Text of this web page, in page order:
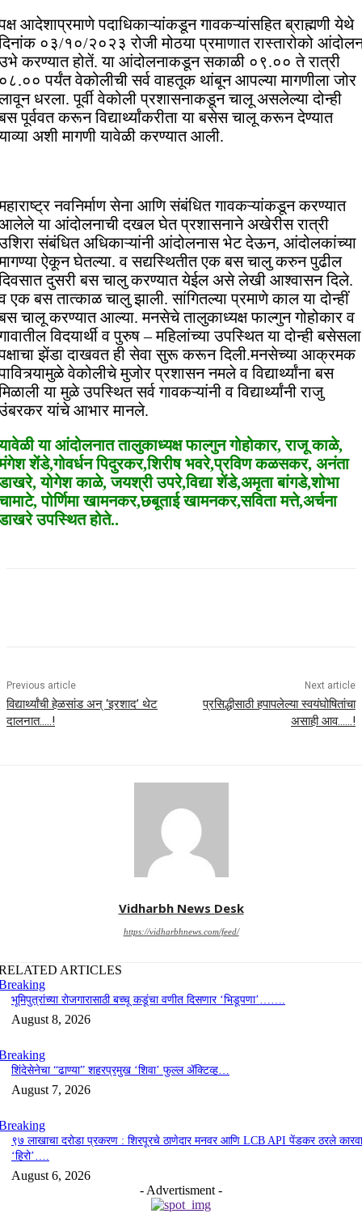
आदेशाप्रमाणे पदाधिकाऱ्यांकडून गावकऱ्यांसहित ब्राह्मणी येथे
०३/१०/२०२३ रोजी मोठया प्रमाणात रास्तारोको
करण्यात होतें. या आंदोलनाकडून सकाळी ०९.०० ते रात्री
पर्यंत वेकोलीची सर्व वाहतूक थांबून आपल्या मागणीला जोर
धरला. पूर्वी वेकोली प्रशासनाकडून चालू असलेल्या दोन्ही
पूर्ववत करून विद्यार्थ्यांकरीता या बसेस चालू करून देण्यात
अशी मागणी यावेळी करण्यात आली.
नवनिर्माण सेना आणि संबंधित गावकऱ्यांकडून करण्यात
या आंदोलनाची दखल घेत प्रशासनाने अखेरीस रात्री
संबंधित अधिकाऱ्यांनी आंदोलनास भेट देऊन, आंदोलकांच्या
ऐकून घेतल्या. व सद्यस्थितीत एक बस चालु करुन पुढील
दुसरी बस चालु करण्यात येईल असे लेखी आश्वासन दिले.
एक बस तात्काळ चालु झाली. सांगितल्या प्रमाणे काल या दोन्हीं
चालू करण्यात आल्या. मनसेचे तालुकाध्यक्ष फाल्गुन गोहोकार व
विदयार्थी व पुरुष – महिलांच्या उपस्थित या दोन्ही बसेसला
झेंडा दाखवत ही सेवा सुरू करून दिली.मनसेच्या आक्रमक
वेकोलीचे मुजोर प्रशासन नमले व विद्यार्थ्यांना बस
या मुळे उपस्थित सर्व गावकऱ्यांनी व विद्यार्थ्यांनी राजु
यांचे आभार मानले.
या आंदोलनात तालुकाध्यक्ष फाल्गुन गोहोकार, राजू काळे,
शेंडे,गोवर्धन पिदुरकर,शिरीष भवरे,प्रविण कळसकर, अनंता
योगेश काळे, जयश्री उपरे,विद्या शेंडे,अमृता बांगडे,शोभा
पोर्णिमा खामनकर,छबूताई खामनकर,सविता मत्ते,अर्चना
उपस्थित होते..
Previous article
विद्यार्थ्यांची हेळसांड अन् ‘इरशाद’ थेट
दालनात…..!
Next article
प्रसिद्धीसाठी हपापलेल्या स्वयंघोषितांचा
असाही आव……!
Vidharbh News Desk
https://vidharbhnews.com/feed/
ARTICLES
भूमिपुत्रांच्या रोजगारासाठी बच्चू कडूंचा वणीत दिसणार ‘भिडूपणा’…….
August 8, 2026
शिंदेसेनेचा “ढाण्या” शहरप्रमुख ‘शिवा’ फुल्ल ॲक्टिव्ह…
August 7, 2026
९७ लाखाचा दरोडा प्रकरण : शिरपूरचे ठाणेदार मनवर आणि LCB API पेंडकर ठरले
‘हिरो’….
August 6, 2026
- Advertisment -